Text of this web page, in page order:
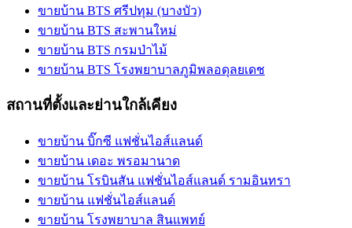
ขายบ้าน BTS ศรีปทุม (บางบัว)
ขายบ้าน BTS สะพานใหม่
ขายบ้าน BTS กรมป่าไม้
ขายบ้าน BTS โรงพยาบาลภูมิพลอดุลยเดช
สถานที่ตั้งและย่านใกล้เคียง
ขายบ้าน บิ๊กซี แฟชั่นไอส์แลนด์
ขายบ้าน เดอะ พรอมานาด
ขายบ้าน โรบินสัน แฟชั่นไอส์แลนด์ รามอินทรา
ขายบ้าน แฟชั่นไอส์แลนด์
ขายบ้าน โรงพยาบาล สินแพทย์